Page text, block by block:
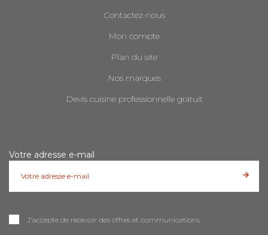
Contactez-nous
Mon compte
Plan du site
Nos marques
Devis cuisine professionnelle gratuit
Votre adresse e-mail
J'accepte de recevoir des offres et communications